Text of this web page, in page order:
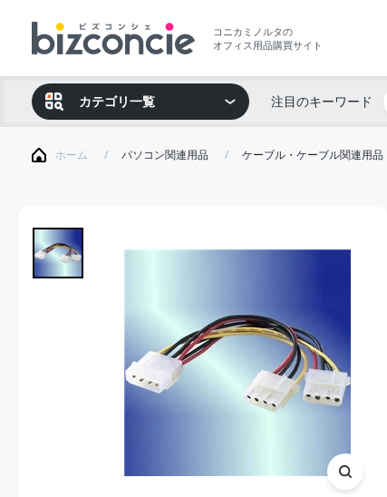
コニカミノルタの
オフィス用品購買サイト
カテゴリ一覧 注目のキーワード
ホーム パソコン関連用品 ケーブル・ケーブル関連用品